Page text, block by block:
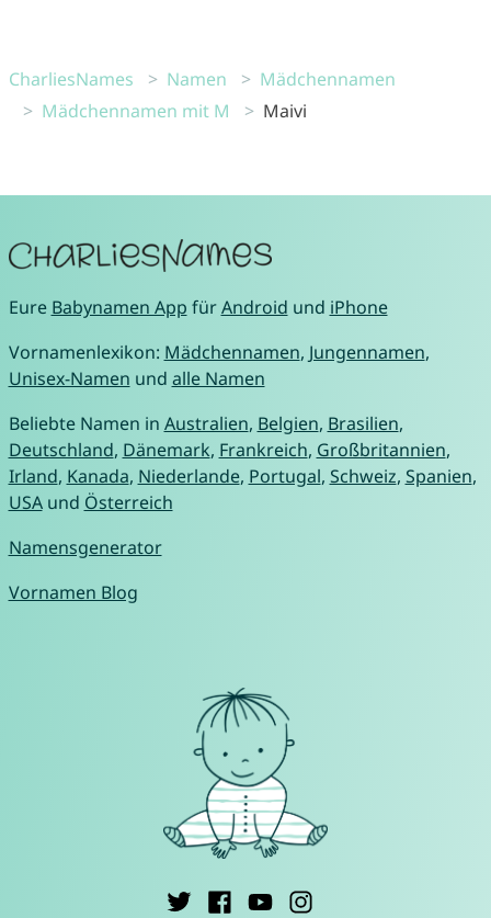
CharliesNames Namen
Mädchennamen
Mädchennamen mit M
Maivi
Eure Babynamen App fürAndroid und iPhone
Vornamenlexikon: Mädchennamen, Jungennamen,
Unisex-Namen und alle Namen
Beliebte Namen in Australien, Belgien, Brasilien,
Deutschland, Dänemark, Frankreich, Großbritannien,
Irland, Kanada, Niederlande, Portugal, Schweiz, Spanien,
USAund Österreich
Namensgenerator
Vornamen Blog